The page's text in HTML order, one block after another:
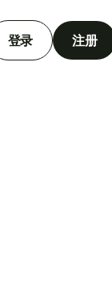
登录 注册